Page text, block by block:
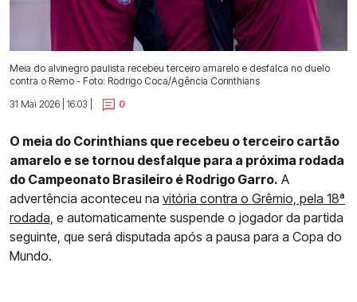
Meia do alvinegro paulista recebeu terceiro amarelo e desfalca no duelo
contra o Remo - Foto: Rodrigo Coca/Agência Corinthians
31 Mai 2026 | 16:03 |
0
O meia do Corinthians que recebeu o terceiro cartão
amarelo e se tornou desfalque para a próxima rodada
do Campeonato Brasileiro é Rodrigo Garro. A
advertência aconteceu na vitória contra o Grêmio, pela 18ª
rodada, e automaticamente suspende o jogador da partida
seguinte, que será disputada após a pausa para a Copa do
Mundo.